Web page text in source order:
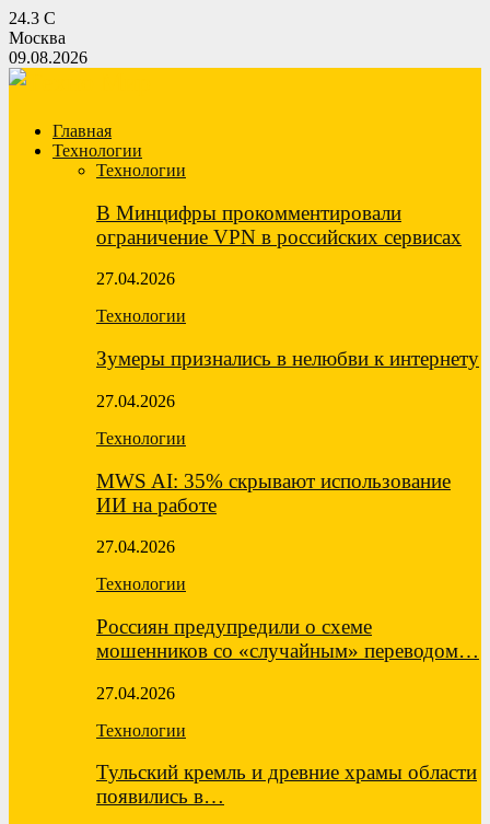
24.3 C
Москва
09.08.2026
Главная
Технологии
Технологии
В Минцифры прокомментировали
ограничение VPN в российских сервисах
27.04.2026
Технологии
Зумеры признались в нелюбви к интернету
27.04.2026
Технологии
MWS AI: 35% скрывают использование
ИИ на работе
27.04.2026
Технологии
Россиян предупредили о схеме
мошенников со «случайным» переводом…
27.04.2026
Технологии
Тульский кремль и древние храмы области
появились в…